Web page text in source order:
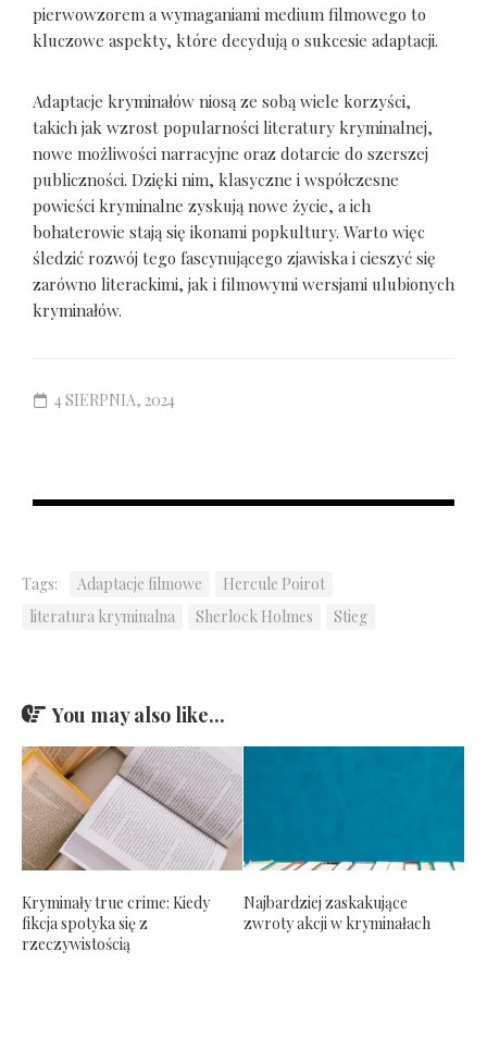
pierwowzorem a wymaganiami medium filmowego to
kluczowe aspekty, które decydują o sukcesie adaptacji.
Adaptacje kryminałów niosą ze sobą wiele korzyści,
takich jak wzrost popularności literatury kryminalnej,
nowe możliwości narracyjne oraz dotarcie do szerszej
publiczności. Dzięki nim, klasyczne i współczesne
powieści kryminalne zyskują nowe życie, a ich
bohaterowie stają się ikonami popkultury. Warto więc
śledzić rozwój tego fascynującego zjawiska i cieszyć się
zarówno literackimi, jak i filmowymi wersjami ulubionych
kryminałów.
4 SIERPNIA, 2024
Tags: Adaptacje filmowe
Hercule Poirot
literatura kryminalna
Sherlock Holmes Stieg
You may also like...
Kryminały true crime: Kiedy
fikcja spotyka się z
rzeczywistością
Najbardziej zaskakujące
zwroty akcji w kryminałach